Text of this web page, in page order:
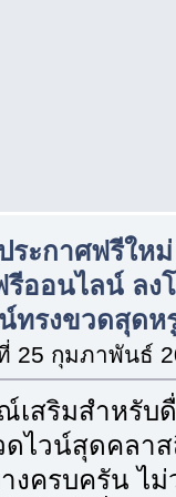
ระกาศฟรีให
รีออนไลน์ ล
ทรงขวดสุดห
25 กุมภาพันธ์
เสริมสำหรั
ดไวน์สุดคลา
งครบครัน ไม่